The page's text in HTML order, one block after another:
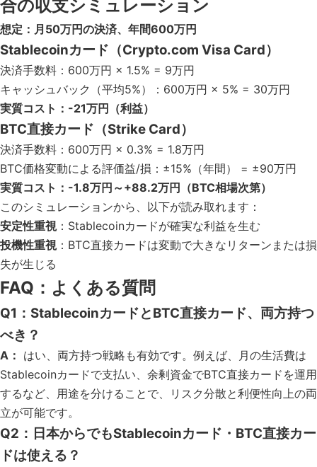
合の収支シミュレーション
想定：月50万円の決済、年間600万円
Stablecoinカード（Crypto.com Visa Card）
決済手数料：600万円 × 1.5% = 9万円
キャッシュバック（平均5%）：600万円 × 5% = 30万円
実質コスト：-21万円（利益）
BTC直接カード（Strike Card）
決済手数料：600万円 × 0.3% = 1.8万円
BTC価格変動による評価益/損：±15%（年間） = ±90万円
実質コスト：-1.8万円～+88.2万円（BTC相場次第）
このシミュレーションから、以下が読み取れます：
安定性重視：Stablecoinカードが確実な利益を生む
投機性重視：BTC直接カードは変動で大きなリターンまたは損
失が生じる
FAQ：よくある質問
Q1：StablecoinカードとBTC直接カード、両方持つ
べき？
A： はい、両方持つ戦略も有効です。例えば、月の生活費は
Stablecoinカードで支払い、余剰資金でBTC直接カードを運用
するなど、用途を分けることで、リスク分散と利便性向上の両
立が可能です。
Q2：日本からでもStablecoinカード・BTC直接カー
ドは使える？